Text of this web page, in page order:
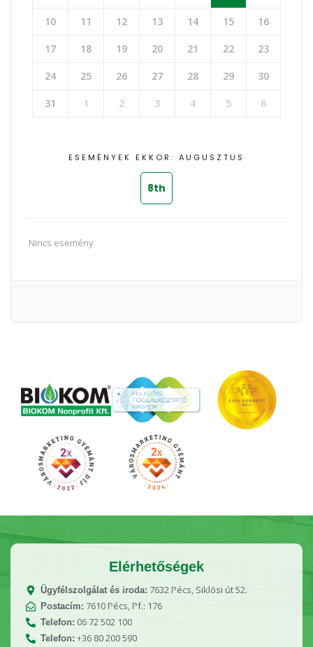
10 11 12 13 14 15 16
17 18 19 20 21 22 23
24 25 26 27 28 29 30
31 1 2 3 4 5 6
ESEMÉNYEK EKKOR: AUGUSZTUS
8th
Nincs esemény
Elérhetőségek
Ügyfélszolgálat és iroda: 7632 Pécs, Siklósi út 52.
Postacím: 7610 Pécs, Pf.: 176
Telefon: 06 72 502 100
Telefon:+36 80 200 590